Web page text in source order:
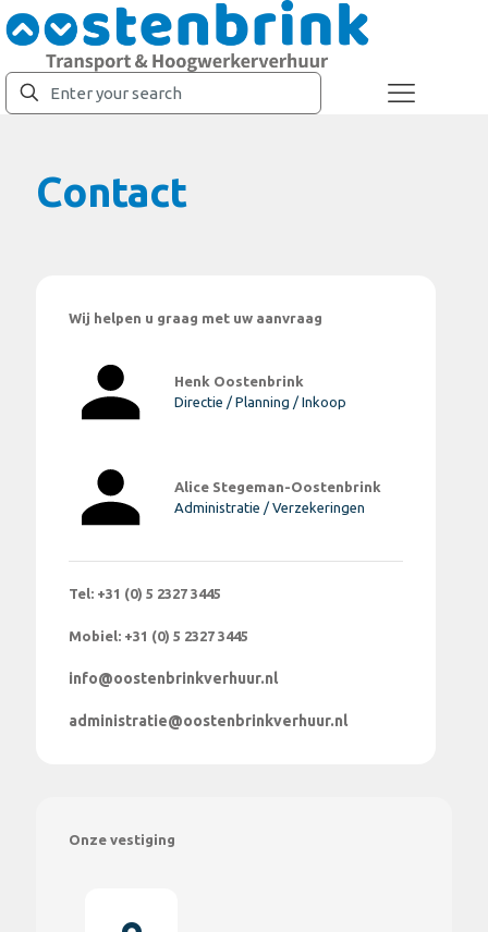
Contact
Wij helpen u graag met uw aanvraag
Henk Oostenbrink
Directie / Planning / Inkoop
Alice Stegeman-Oostenbrink
Administratie / Verzekeringen
Tel: +31 (0) 5 2327 3445
Mobiel: +31 (0) 5 2327 3445
info@oostenbrinkverhuur.nl
administratie@oostenbrinkverhuur.nl
Onze vestiging